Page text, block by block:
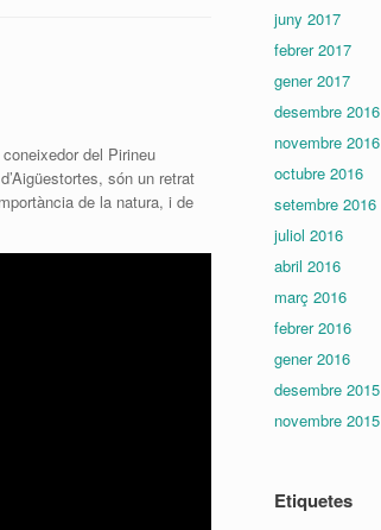
del Pirineu
són un retrat
de la natura, i de
juny 2017
febrer 2017
gener 2017
desembre 2016
novembre 2016
octubre 2016
setembre 2016
juliol 2016
abril 2016
març 2016
febrer 2016
gener 2016
desembre 2015
novembre 2015
Etiquetes